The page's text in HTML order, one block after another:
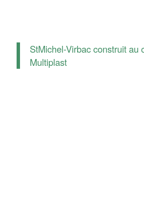
StMichel-Virbac construit au
Multiplast